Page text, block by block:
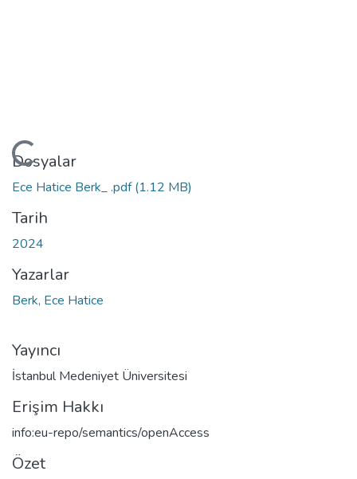
Dosyalar
Ece Hatice Berk_ .pdf(1.12 MB)
Tarih
2024
Yazarlar
Berk, Ece Hatice
Yayıncı
İstanbul Medeniyet Üniversitesi
Erişim Hakkı
info:eu-repo/semantics/openAccess
Özet